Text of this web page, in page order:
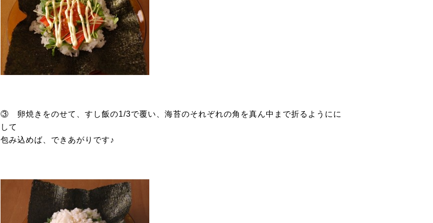
③ 卵焼きをのせて、すし飯の1/3で覆い、海苔のそれぞれの角を真ん中まで折るようにに
して
包み込めば、できあがりです♪